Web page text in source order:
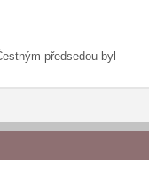
předsedou byl